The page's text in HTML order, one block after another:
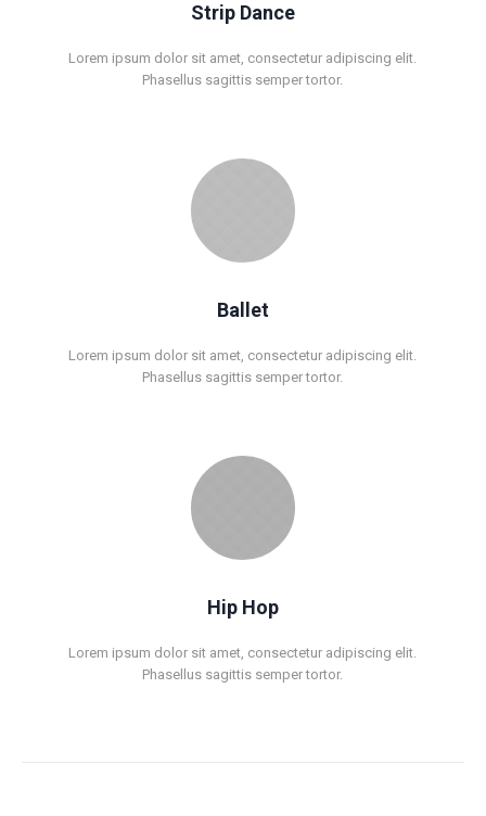
Strip Dance
Lorem ipsum dolor sit amet, consectetur adipiscing elit.
Phasellus sagittis semper tortor.
Ballet
Lorem ipsum dolor sit amet, consectetur adipiscing elit.
Phasellus sagittis semper tortor.
Hip Hop
Lorem ipsum dolor sit amet, consectetur adipiscing elit.
Phasellus sagittis semper tortor.